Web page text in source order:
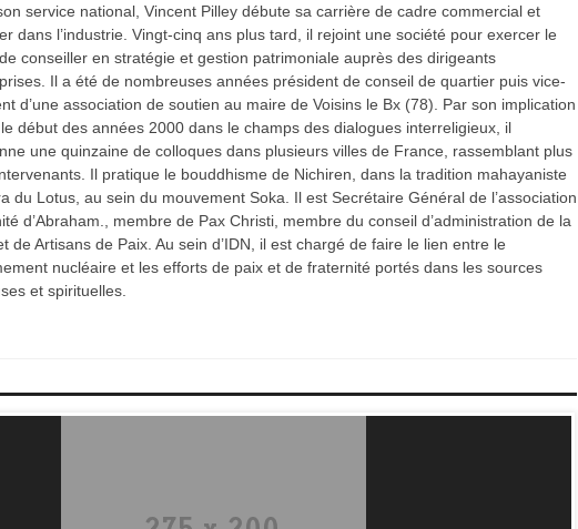
service national, Vincent Pilley débute sa carrière de cadre commercial et
dans l’industrie. Vingt-cinq ans plus tard, il rejoint une société pour exercer le
conseiller en stratégie et gestion patrimoniale auprès des dirigeants
Il a été de nombreuses années président de conseil de quartier puis vice-
d’une association de soutien au maire de Voisins le Bx (78). Par son implication
début des années 2000 dans le champs des dialogues interreligieux, il
une quinzaine de colloques dans plusieurs villes de France, rassemblant plus
Il pratique le bouddhisme de Nichiren, dans la tradition mahayaniste
du Lotus, au sein du mouvement Soka. Il est Secrétaire Général de l’association
d’Abraham., membre de Pax Christi, membre du conseil d’administration de la
de Artisans de Paix. Au sein d’IDN, il est chargé de faire le lien entre le
nucléaire et les efforts de paix et de fraternité portés dans les sources
et spirituelles.